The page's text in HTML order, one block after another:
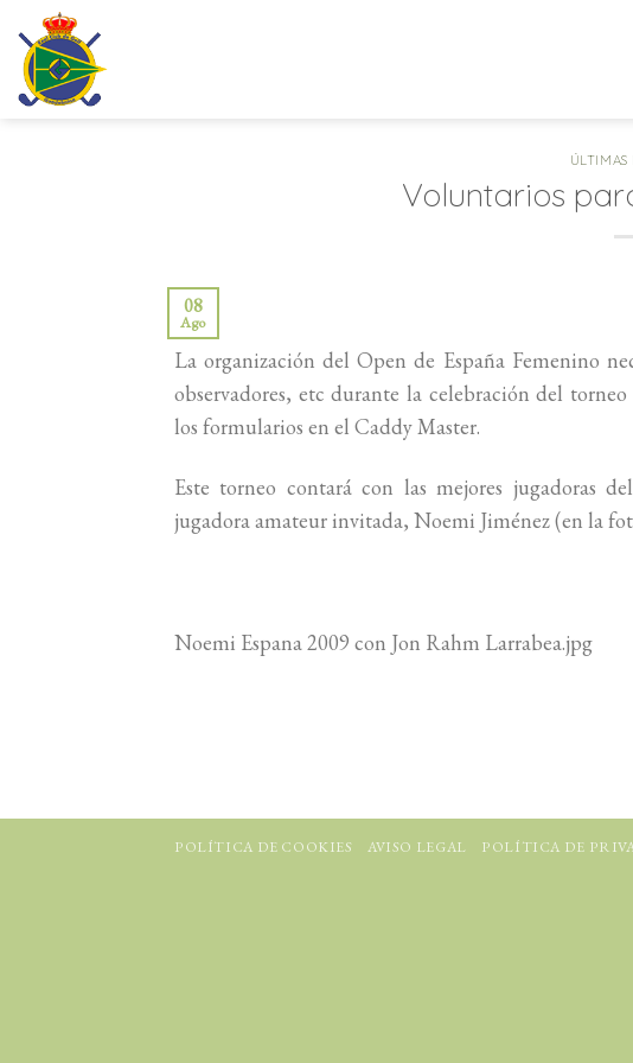
contenido
ÚLTIMAS
Voluntarios
08
Ago
La organización del Open de España Femenino
observadores, etc durante la celebración del
los formularios en el Caddy Master.
Este torneo contará con las mejores jugadoras
jugadora amateur invitada, Noemi Jiménez (en la
Noemi Espana 2009 con Jon Rahm Larrabea.jpg
POLÍTICA DE COOKIES AVISO LEGAL POLÍTICA DE